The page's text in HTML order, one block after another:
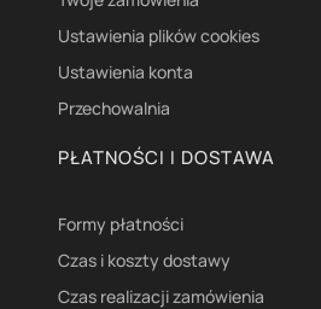
Ustawienia plików cookies
Ustawienia konta
Przechowalnia
PŁATNOŚCI I DOSTAWA
Formy płatności
Czas i koszty dostawy
Czas realizacji zamówienia